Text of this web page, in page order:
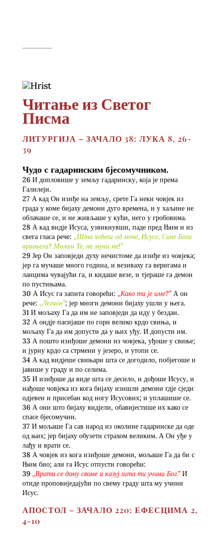
Читање из Светог
Писма
ЛИТУРГИЈА – ЗАЧАЛО 38: ЛУКА 8, 26-
39
Чудо с гадаринским бјесомучником.
26 И допловише у земљу гадаринску, која је према
Галилеји.
27 А кад Он изиђе на земљу, срете Га неки човјек из
града у коме бијаху демони дуго времена, и у хаљине не
облачаше се, и не живљаше у кући, него у гробовима.
28 А кад видје Исуса, узвикнувши, паде пред Њим и из
свега гласа рече: „Шта хоћеш од мене, Исусе, Сине Бога
вишњега? Молим Те, не мучи ме!”
29 Јер Он заповједи духу нечистоме да изиђе из човјека;
јер га мучаше много година, и везиваху га веригама и
ланцима чувајући га, и кидаше везе, и тјераше га демон
по пустињама.
30 А Исус га запита говорећи: „Како ти је име?”А он
рече: „Легион”; јер многи демони бијаху ушли у њега.
31 И мољаху Га да им не заповједи да иду у бездан.
32 А ондје пасијаше по гори велико крдо свиња, и
мољаху Га да им допусти да у њих уђу. И допусти им.
33 А пошто изиђоше демони из човјека, уђоше у свиње;
и јурну крдо са стрмени у језеро, и утопи се.
34 А кад видјеше свињари шта се догодило, побјегоше и
јавише у граду и по селима.
35 И изиђоше да виде шта се десило, и дођоше Исусу, и
нађоше човјека из кога бијаху изишли демони гдје сједи
одјевен и присебан код ногу Исусових; и уплашише се.
36 А они што бијаху видјели, обавијестише их како се
спасе бјесомучни.
37 И мољаше Га сав народ из околине гадаринске да оде
од њих; јер бијаху обузети страхом великим. А Он уђе у
лађу и врати се.
38 А човјек из кога изиђоше демони, мољаше Га да би с
Њим био; али га Исус отпусти говорећи:
39 „Врати се дому своме и казуј шта ти учини Бог.”И
отиде проповиједајући по свему граду шта му учини
Исус.
АПОСТОЛ – ЗАЧАЛО 220: ЕФЕСЦИМА 2,
4-10